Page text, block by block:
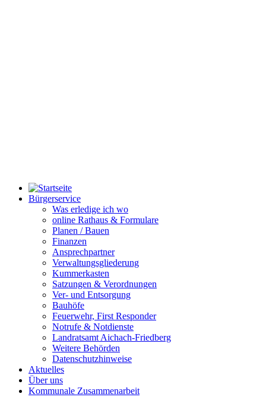
Bürgerservice
Was erledige ich wo
online Rathaus & Formulare
Planen / Bauen
Finanzen
Ansprechpartner
Verwaltungsgliederung
Kummerkasten
Satzungen & Verordnungen
Ver- und Entsorgung
Bauhöfe
Feuerwehr, First Responder
Notrufe & Notdienste
Landratsamt Aichach-Friedberg
Weitere Behörden
Datenschutzhinweise
Aktuelles
Über uns
Kommunale Zusammenarbeit